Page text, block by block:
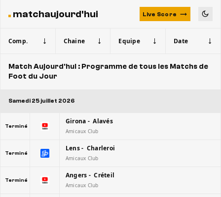
matchaujourd'hui Live Score
Comp. Chaine Equipe Date
Match Aujourd'hui : Programme de tous les Matchs de
Foot du Jour
Samedi 25 juillet 2026
Terminé
Girona - Alavés
Amicaux Club
Terminé
Lens - Charleroi
Amicaux Club
Terminé
Angers - Créteil
Amicaux Club